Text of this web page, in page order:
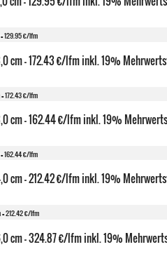
129.95 €/lfm
cm - 172.43 €/lfm inkl. 19%
172.43 €/lfm
cm - 162.44 €/lfm inkl. 19%
162.44 €/lfm
cm - 212.42 €/lfm inkl. 19%
212.42 €/lfm
cm - 324.87 €/lfm inkl. 19%